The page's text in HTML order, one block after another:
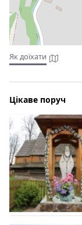
Як доїхати
Цікаве поруч